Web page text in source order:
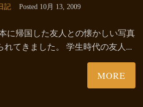
記 Posted 10月 13, 2009
に帰国した友人との懐かしい写真
れてきました。 学生時代の友人...
MORE